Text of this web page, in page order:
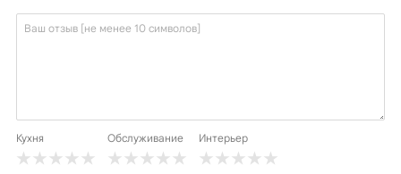
Кухня Обслуживание Интерьер